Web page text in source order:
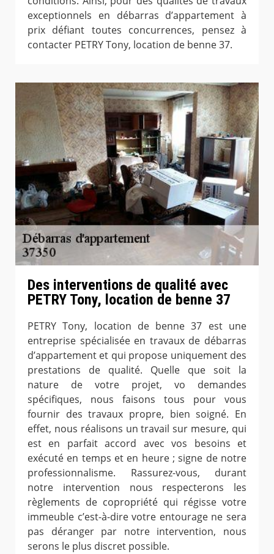
exceptionnels en débarras d’appartement à
prix défiant toutes concurrences, pensez à
contacter PETRY Tony, location de benne 37.
Des interventions de qualité avec
PETRY Tony, location de benne 37
PETRY Tony, location de benne 37 est une
entreprise spécialisée en travaux de débarras
d’appartement et qui propose uniquement des
prestations de qualité. Quelle que soit la
nature de votre projet, vo demandes
spécifiques, nous faisons tous pour vous
fournir des travaux propre, bien soigné. En
effet, nous réalisons un travail sur mesure, qui
est en parfait accord avec vos besoins et
exécuté en temps et en heure ; signe de notre
professionnalisme. Rassurez-vous, durant
notre intervention nous respecterons les
règlements de copropriété qui régisse votre
immeuble c’est-à-dire votre entourage ne sera
pas déranger par notre intervention, nous
serons le plus discret possible.